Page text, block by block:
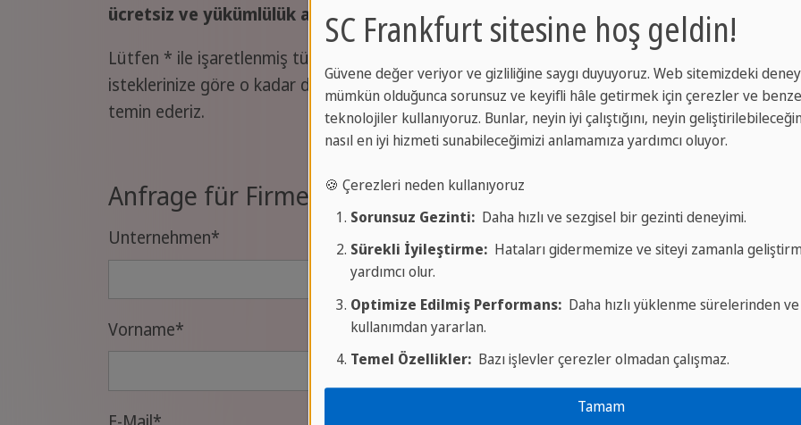
ücretsiz ve yükümlülük altına girmeden sorun - size tavsiyede bulunmaktan mutluluk
Lütfen * ile işaretlenmiş tüm alanları doldurun. Diğer tüm alanlar isteğe bağlıdır; bize ne
isteklerinize göre o kadar doğru bir şekilde özelleştirebiliriz. Verilerinizin başka ticari amaçlar
temin ederiz.
Anfrage für Firmenkurse
Unternehmen*
Vorname*
SC Frankfurt sitesine hoş geldin!
Güvene değer veriyor ve gizliliğine saygı duyuyoruz. Web sitemizdeki
mümkün olduğunca sorunsuz ve keyifli hâle getirmek için çerezler ve
teknolojiler kullanıyoruz. Bunlar, neyin iyi çalıştığını, neyin
nasıl en iyi hizmeti sunabileceğimizi anlamamıza yardımcı oluyor.
🍪 Çerezleri neden kullanıyoruz
Sorunsuz Gezinti:Daha hızlı ve sezgisel bir gezinti deneyimi.
Sürekli İyileştirme:Hataları gidermemize ve siteyi zamanla
yardımcı olur.
Optimize Edilmiş Performans:Daha hızlı yüklenme sürelerinden ve
kullanımdan yararlan.
Temel Özellikler:Bazı işlevler çerezler olmadan çalışmaz.
Tamam